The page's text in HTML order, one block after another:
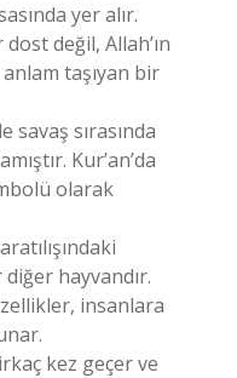
yer alır.
değil, Allah’ın
taşıyan bir
savaş sırasında
Kur’an’da
olarak
hayvandır.
insanlara
kez geçer ve